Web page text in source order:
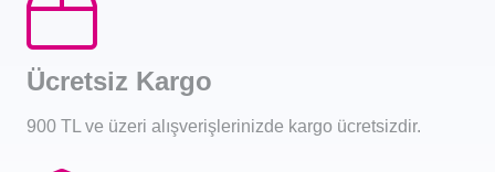
Ücretsiz Kargo
900 TL ve üzeri alışverişlerinizde kargo ücretsizdir.